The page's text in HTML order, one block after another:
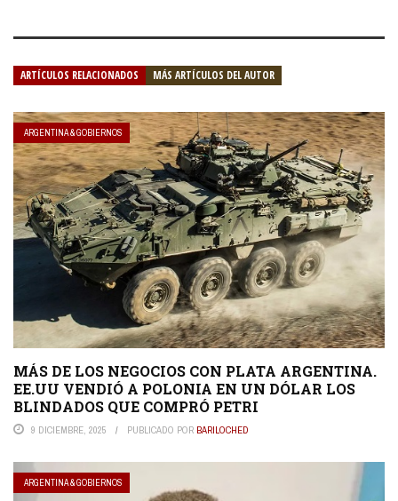
ARTÍCULOS RELACIONADOS MÁS ARTÍCULOS DEL AUTOR
ARGENTINA & GOBIERNOS
MÁS DE LOS NEGOCIOS CON PLATA ARGENTINA.
EE.UU VENDIÓ A POLONIA EN UN DÓLAR LOS
BLINDADOS QUE COMPRÓ PETRI
9 DICIEMBRE, 2025 PUBLICADO POR BARILOCHED
ARGENTINA & GOBIERNOS